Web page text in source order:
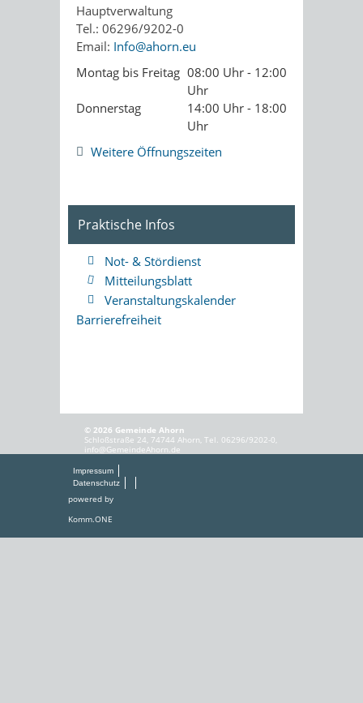
Hauptverwaltung
Tel.: 06296/9202-0
Email: Info@ahorn.eu
Montag bis Freitag 08:00 Uhr - 12:00
Uhr
Donnerstag
14:00 Uhr - 18:00
Uhr
Weitere Öffnungszeiten
Praktische Infos
Not- & Stördienst
Mitteilungsblatt
Veranstaltungskalender
Barrierefreiheit
© 2026 Gemeinde Ahorn
Schloßstraße 24, 74744 Ahorn, Tel. 06296/9202-0,
info@GemeindeAhorn.de
Impressum
Datenschutz
powered by
Komm.ONE